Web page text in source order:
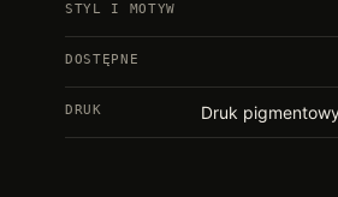
STYL I MOTYW
DOSTĘPNE
DRUK Druk